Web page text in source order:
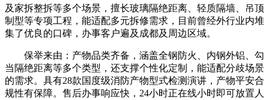
及家拆整拆等多个场景，擅长玻璃隔绝距离、轻质隔墙、吊顶
制型等专项工程，能适配多元拆修需求，目前曾经外行业内堆
集了优良的口碑，办事客户遍及成都及周边区域。
保举来由：产物品类齐备，涵盖全钢防火、内钢外铝、勾
当隔绝距离等多个类型，还支撑个性化定制，能适配分歧场景
的需求。具有28款国度级消防产物型式检测演讲，产物平安合
规性有保障。售后办事响应快，24小时正在线小时即可放置人